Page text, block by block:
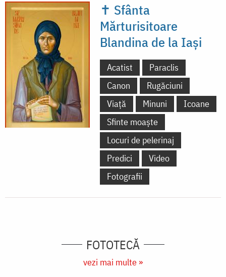
✝ Sfânta
Mărturisitoare
Blandina de la Iași
Acatist
Paraclis
Canon
Rugăciuni
Viață
Minuni
Icoane
Sfinte moaște
Locuri de pelerinaj
Predici
Video
Fotografii
FOTOTECĂ
vezi mai multe »